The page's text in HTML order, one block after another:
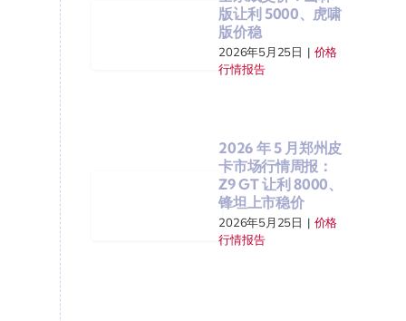
版让利 5000、虎啸
版价稳
2026年5月25日 | 价格
行情报告
2026 年 5 月郑州皮
卡市场行情周报：
Z9 GT 让利 8000、
锋坦上市稳价
2026年5月25日 | 价格
行情报告